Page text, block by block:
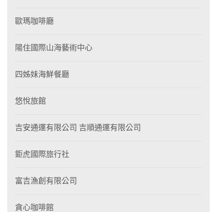
歐瑪咖啡廳
陽住國際山海藝術中心
四姊妹海鮮餐廳
悠悅旅館
吉安通運有限公司 吉順通運有限公司
鉅虎國際旅行社
富吉漁創有限公司
貪心咖啡館